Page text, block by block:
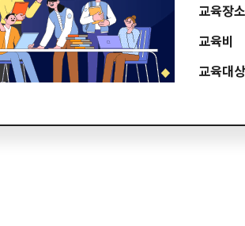
교육장소
교육비
교육대상